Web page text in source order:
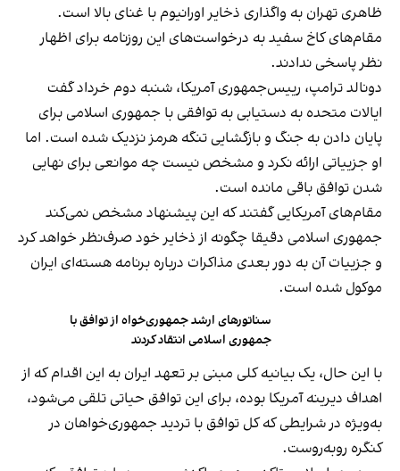
ظاهری تهران به واگذاری ذخایر اورانیوم با غنای بالا است.
مقام‌های کاخ سفید به درخواست‌های این روزنامه برای اظهار
نظر پاسخی ندادند.
دونالد ترامپ، رییس‌جمهوری آمریکا، شنبه دوم خرداد گفت
ایالات متحده به دستیابی به توافقی با جمهوری اسلامی برای
پایان دادن به جنگ و بازگشایی تنگه هرمز نزدیک شده است. اما
او جزییاتی ارائه نکرد و مشخص نیست چه موانعی برای نهایی
شدن توافق باقی مانده است.
مقام‌های آمریکایی گفتند که این پیشنهاد مشخص نمی‌کند
جمهوری اسلامی دقیقا چگونه از ذخایر خود صرف‌نظر خواهد کرد
و جزییات آن به دور بعدی مذاکرات درباره برنامه هسته‌ای ایران
موکول شده است.
سناتورهای ارشد جمهوری‌خواه از توافق با
جمهوری اسلامی انتقاد کردند
با این حال، یک بیانیه کلی مبنی بر تعهد ایران به این اقدام که از
اهداف دیرینه آمریکا بوده، برای این توافق حیاتی تلقی می‌شود،
به‌ویژه در شرایطی که کل توافق با تردید جمهوری‌خواهان در
کنگره روبه‌روست.